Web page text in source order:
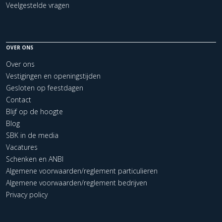
Veelgestelde vragen
OVER ONS
Over ons
Vestigingen en openingstijden
Gesloten op feestdagen
Contact
Blijf op de hoogte
Blog
SBK in de media
Vacatures
Schenken en ANBI
Algemene voorwaarden/reglement particulieren
Algemene voorwaarden/reglement bedrijven
Privacy policy